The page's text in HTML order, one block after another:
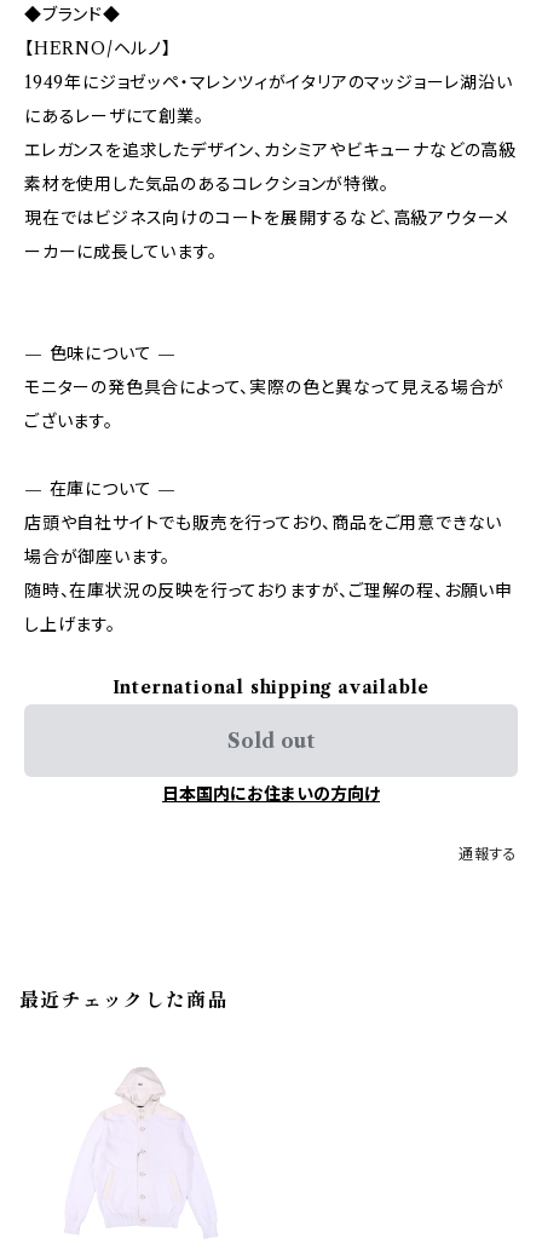
◆ブランド◆
【HERNO/ヘルノ】
1949年にジョゼッペ・マレンツィがイタリアのマッジョーレ湖沿い
にあるレーザにて創業。
エレガンスを追求したデザイン、カシミアやビキューナなどの高級
素材を使用した気品のあるコレクションが特徴。
現在ではビジネス向けのコートを展開するなど、高級アウターメ
ーカーに成長しています。
— 色味について —
モニターの発色具合によって、実際の色と異なって見える場合が
ございます。
— 在庫について —
店頭や自社サイトでも販売を行っており、商品をご用意できない
場合が御座います。
随時、在庫状況の反映を行っておりますが、ご理解の程、お願い申
し上げます。
International shipping available
Sold out
日本国内にお住まいの方向け
通報する
最近チェックした商品